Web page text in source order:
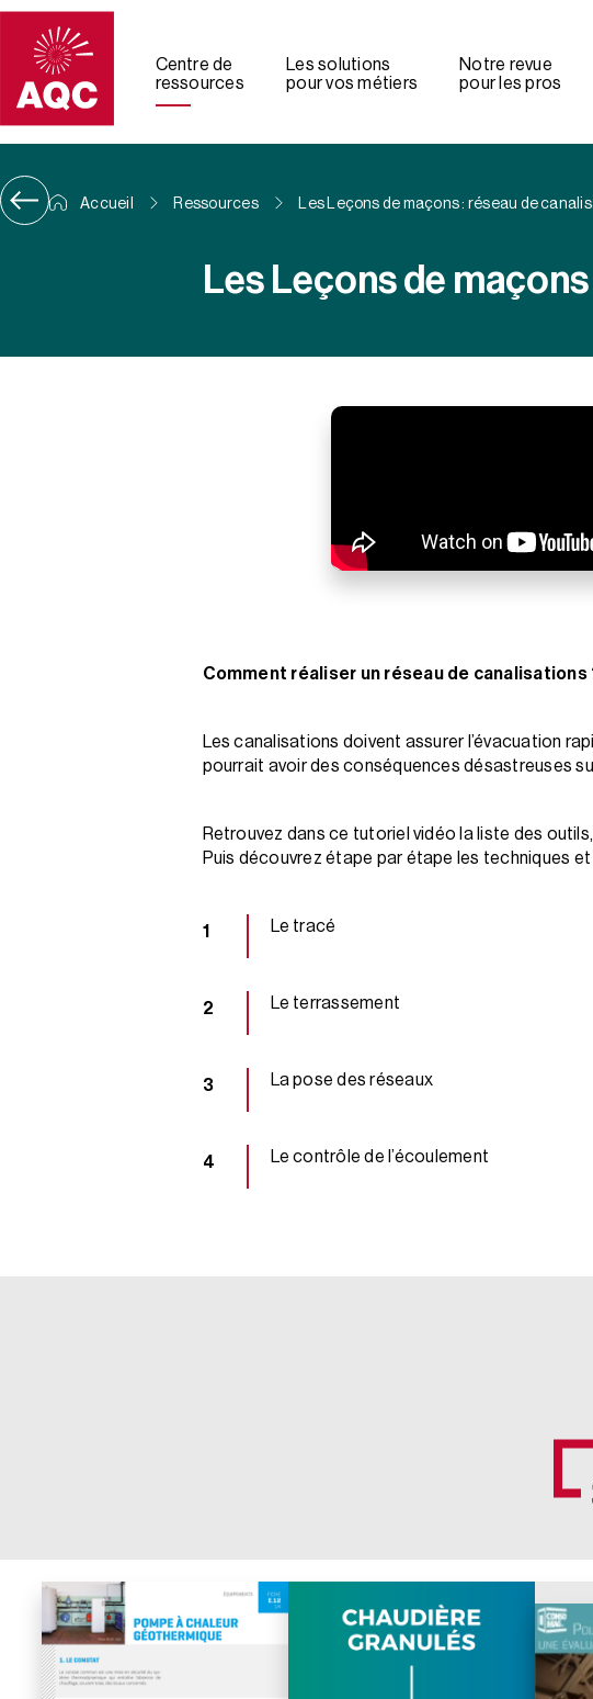
Panneau de gestion des cookies
Centre de
ressources
Les solutions
pour vos métiers
Notre revue
pour les pros
Accueil Ressources Les Leçons de maçons : réseau de
Les Leçons de
Comment réaliser un réseau de canalisations
Les canalisations doivent assurer l’évacuation
pourrait avoir des conséquences désastreuses
Retrouvez dans ce tutoriel vidéo la liste des
Puis découvrez étape par étape les techniques
Le tracé
Le terrassement
La pose des réseaux
Le contrôle de l’écoulement